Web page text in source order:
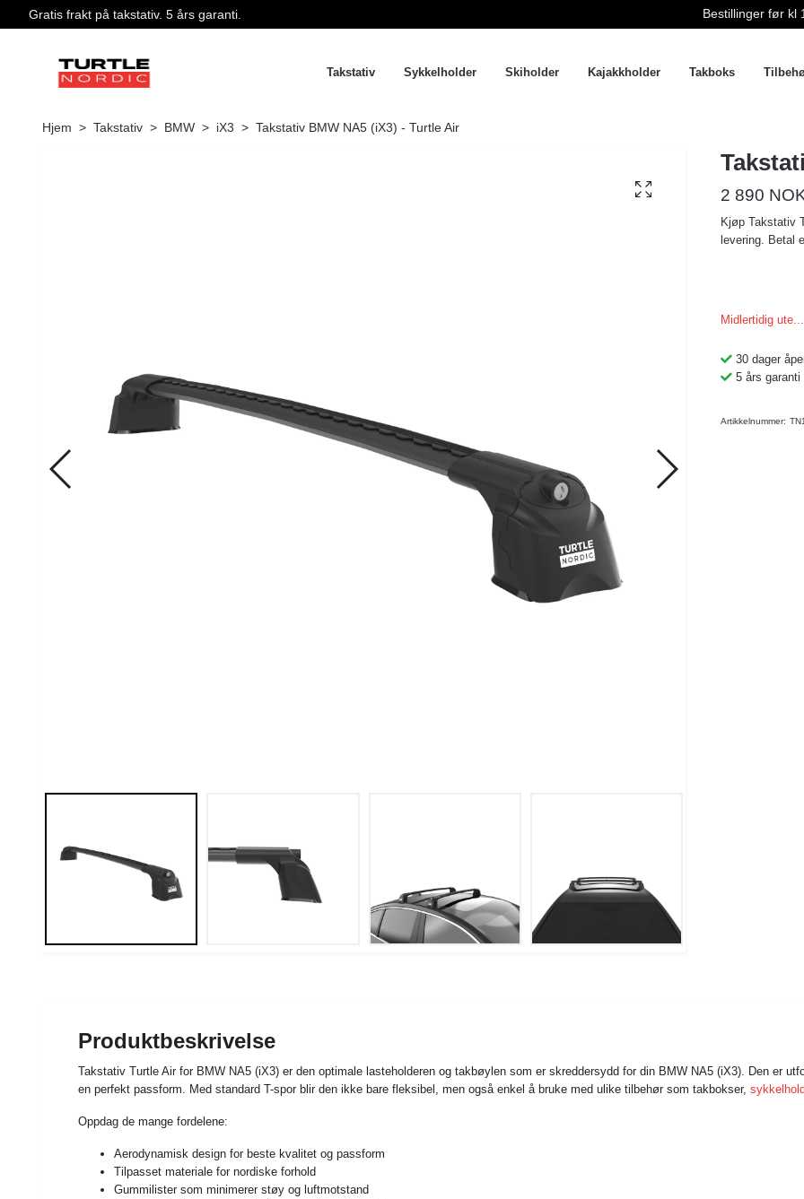
Gratis frakt på takstativ. 5 års garanti. Bestillinger før kl
Takstativ Sykkelholder Skiholder Kajakkholder Takboks
Hjem Takstativ BMW iX3 Takstativ BMW NA5 (iX3) - Turtle Air
2 890
Kjøp Takstativ
levering. Betal
Midlertidig ute...
30 dager
5 års garanti
Artikkelnummer:
Produktbeskrivelse
Takstativ Turtle Air for BMW NA5 (iX3) er den optimale lasteholderen og takbøylen som er skreddersydd for din BMW NA5 (iX3). Den er
en perfekt passform. Med standard T-spor blir den ikke bare fleksibel, men også enkel å bruke med ulike tilbehør som takbokser,
Oppdag de mange fordelene:
Aerodynamisk design for beste kvalitet og passform
Tilpasset materiale for nordiske forhold
Gummilister som minimerer støy og luftmotstand